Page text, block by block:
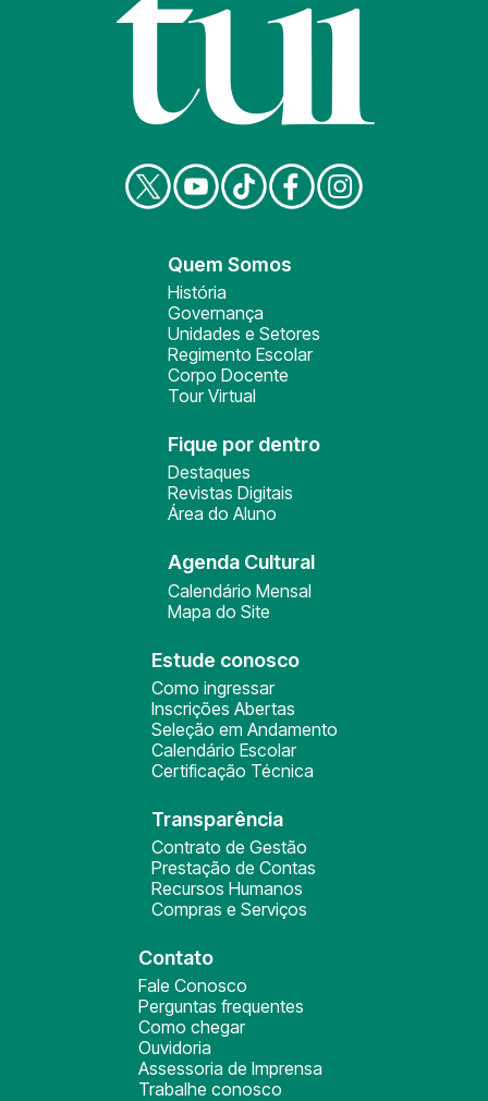
Quem Somos
História
Governança
Unidades e Setores
Regimento Escolar
Corpo Docente
Tour Virtual
Fique por dentro
Destaques
Revistas Digitais
Área do Aluno
Agenda Cultural
Calendário Mensal
Mapa do Site
Estude conosco
Como ingressar
Inscrições Abertas
Seleção em Andamento
Calendário Escolar
Certificação Técnica
Transparência
Contrato de Gestão
Prestação de Contas
Recursos Humanos
Compras e Serviços
Contato
Fale Conosco
Perguntas frequentes
Como chegar
Ouvidoria
Assessoria de Imprensa
Trabalhe conosco